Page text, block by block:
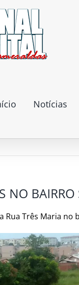
Notícias
NO
Rua Três Maria